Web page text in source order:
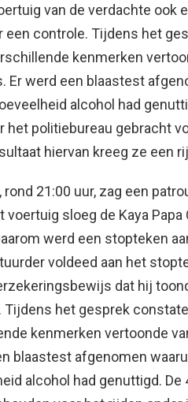
van de verdachte ook
controle. Tijdens het
kenmerken
Er werd een blaastest
alcohol had
het politiebureau gebracht
hiervan kreeg ze een
21:00 uur, zag een
voertuig sloeg de Kaya
werd een stopteken
voldeed aan het
dat hij
Tijdens het gesprek
kenmerken vertoonde
blaastest afgenomen
alcohol had genuttigd.